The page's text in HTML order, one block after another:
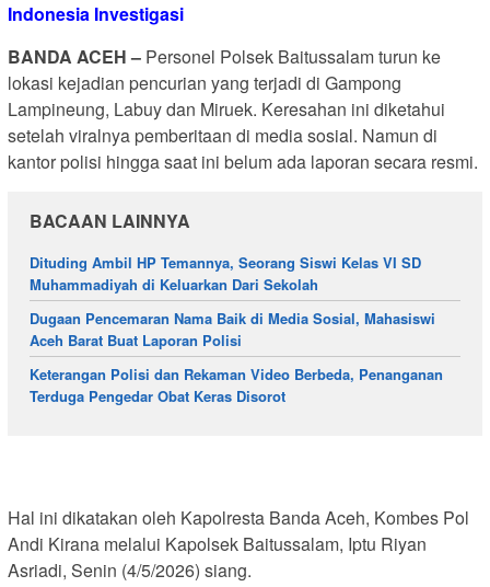
Indonesia Investigasi
BANDA ACEH – Personel Polsek Baitussalam turun ke
lokasi kejadian pencurian yang terjadi di Gampong
Lampineung, Labuy dan Miruek. Keresahan ini diketahui
setelah viralnya pemberitaan di media sosial. Namun di
kantor polisi hingga saat ini belum ada laporan secara resmi.
BACAAN LAINNYA
Dituding Ambil HP Temannya, Seorang Siswi Kelas VI SD
Muhammadiyah di Keluarkan Dari Sekolah
Dugaan Pencemaran Nama Baik di Media Sosial, Mahasiswi
Aceh Barat Buat Laporan Polisi
Keterangan Polisi dan Rekaman Video Berbeda, Penanganan
Terduga Pengedar Obat Keras Disorot
Hal ini dikatakan oleh Kapolresta Banda Aceh, Kombes Pol
Andi Kirana melalui Kapolsek Baitussalam, Iptu Riyan
Asriadi, Senin (4/5/2026) siang.